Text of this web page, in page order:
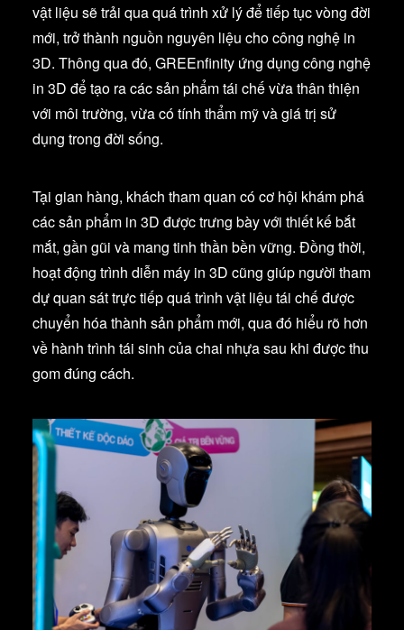
vật liệu sẽ trải qua quá trình xử lý để tiếp tục vòng đời
mới, trở thành nguồn nguyên liệu cho công nghệ in
3D. Thông qua đó, GREEnfinity ứng dụng công nghệ
in 3D để tạo ra các sản phẩm tái chế vừa thân thiện
với môi trường, vừa có tính thẩm mỹ và giá trị sử
dụng trong đời sống.
Tại gian hàng, khách tham quan có cơ hội khám phá
các sản phẩm in 3D được trưng bày với thiết kế bắt
mắt, gần gũi và mang tinh thần bền vững. Đồng thời,
hoạt động trình diễn máy in 3D cũng giúp người tham
dự quan sát trực tiếp quá trình vật liệu tái chế được
chuyển hóa thành sản phẩm mới, qua đó hiểu rõ hơn
về hành trình tái sinh của chai nhựa sau khi được thu
gom đúng cách.